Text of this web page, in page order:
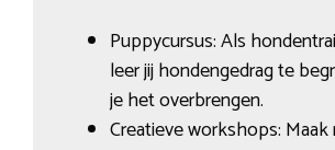
Puppycursus: Als
leer jij hondengedrag te
je het overbrengen.
Creatieve workshops: